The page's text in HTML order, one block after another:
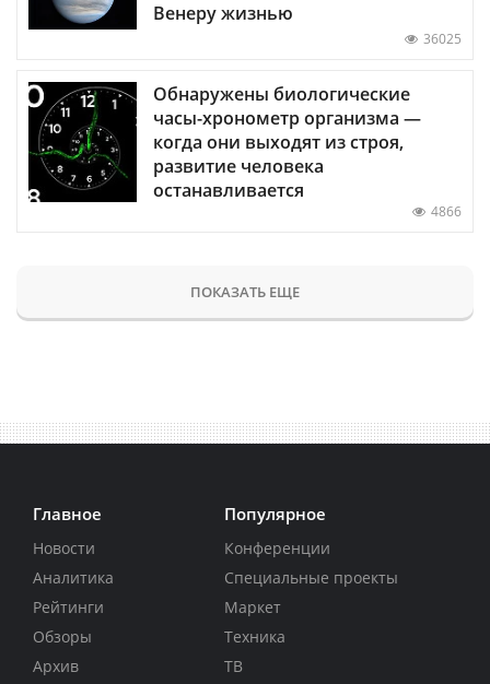
Венеру жизнью
36025
Обнаружены биологические
часы-хронометр организма —
когда они выходят из строя,
развитие человека
останавливается
4866
ПОКАЗАТЬ ЕЩЕ
Главное
Новости
Аналитика
Рейтинги
Обзоры
Архив
Популярное
Конференции
Специальные проекты
Маркет
Техника
ТВ